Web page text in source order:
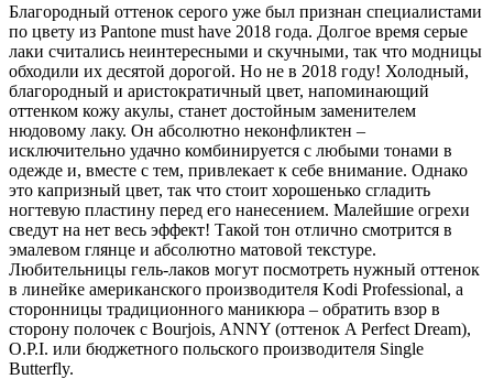
Благородный оттенок серого уже был признан специалистами
по цвету из Pantone must have 2018 года. Долгое время серые
лаки считались неинтересными и скучными, так что модницы
обходили их десятой дорогой. Но не в 2018 году! Холодный,
благородный и аристократичный цвет, напоминающий
оттенком кожу акулы, станет достойным заменителем
нюдовому лаку. Он абсолютно неконфликтен –
исключительно удачно комбинируется с любыми тонами в
одежде и, вместе с тем, привлекает к себе внимание. Однако
это капризный цвет, так что стоит хорошенько сгладить
ногтевую пластину перед его нанесением. Малейшие огрехи
сведут на нет весь эффект! Такой тон отлично смотрится в
эмалевом глянце и абсолютно матовой текстуре.
Любительницы гель-лаков могут посмотреть нужный оттенок
в линейке американского производителя Kodi Professional, а
сторонницы традиционного маникюра – обратить взор в
сторону полочек с Bourjois, ANNY (оттенок A Perfect Dream),
O.P.I. или бюджетного польского производителя Single
Butterfly.